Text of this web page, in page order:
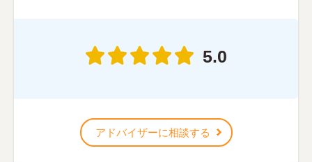
5.0
アドバイザーに相談する